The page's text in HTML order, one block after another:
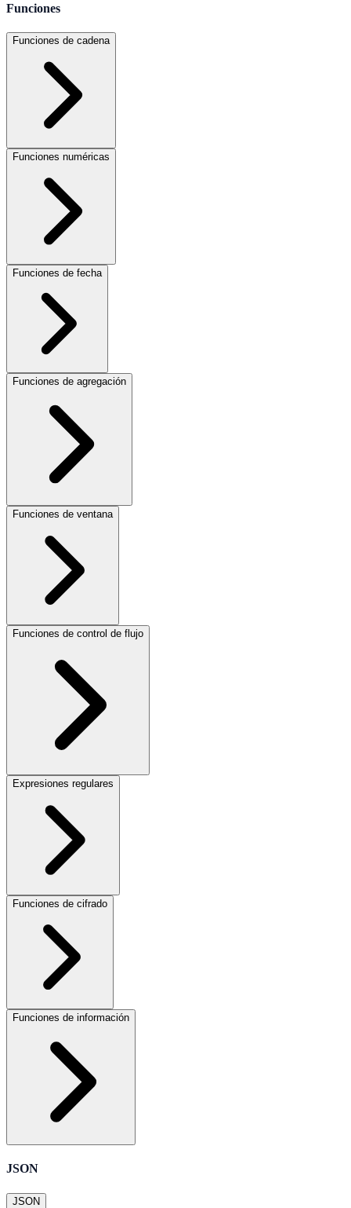
Funciones
Funciones de cadena
Funciones numéricas
Funciones de fecha
Funciones de agregación
Funciones de ventana
Funciones de control de flujo
Expresiones regulares
Funciones de cifrado
Funciones de información
JSON
JSON